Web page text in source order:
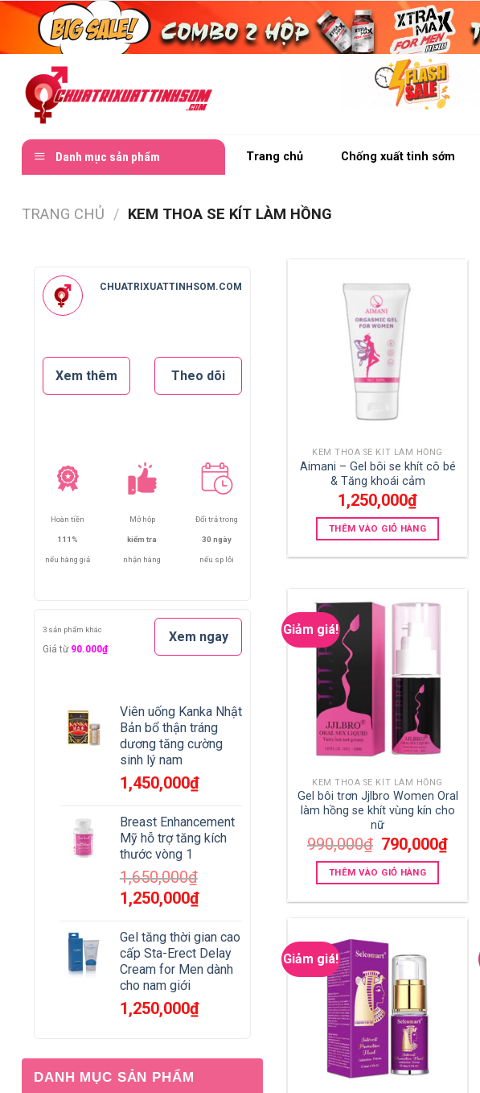
Skip
content
Danh mục sản phẩm Trang chủ Chống xuất tinh sớm
TRANG CHỦ / KEM THOA SE KÍT LÀM HỒNG
CHUATRIXUATTINHSOM.COM
Xem thêm Theo dõi
Hoàn tiền
111%
nếu hàng giả
Mở hộp
kiểm tra
nhận hàng
Đổi trả trong
30 ngày
nếu sp lỗi
3 sản phẩm khác
Giá từ 90.000₫
Xem ngay
Viên uống Kanka Nhật
Bản bổ thận tráng
dương tăng cường
sinh lý nam
1,450,000₫
Breast Enhancement
Mỹ hỗ trợ tăng kích
thước vòng 1
1,650,000₫
Giá
gốc
là:
1,650,000₫.
1,250,000₫Giá
hiện
tại
là:
1,250,000₫.
Gel tăng thời gian cao
cấp Sta-Erect Delay
Cream for Men dành
cho nam giới
1,250,000₫
DANH MỤC SẢN PHẨM
KEM THOA SE KÍT LÀM HỒNG
Aimani – Gel bôi se khít cô bé
& Tăng khoái cảm
1,250,000₫
THÊM VÀO GIỎ HÀNG
Giảm giá!
KEM THOA SE KÍT LÀM HỒNG
Gel bôi trơn Jjlbro Women Oral
làm hồng se khít vùng kín cho
nữ
990,000₫
Giá
gốc
là:
990,000₫.
790,000₫Giá
THÊM VÀO GIỎ HÀNG
Giảm giá!